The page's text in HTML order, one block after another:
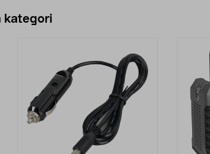
kategori